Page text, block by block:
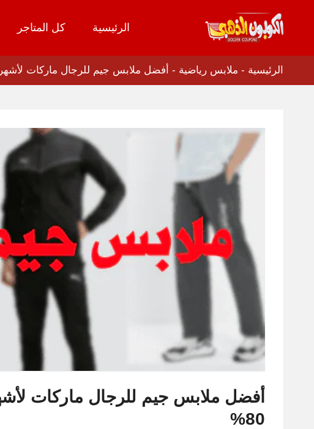
تخطي
المحتوى
الرئيسية كل المتاجر
الرئيسية - ملابس رياضية - أفضل ملابس جيم للرجال ماركات لأشهر 3 متاجر ووسائل لتخفيض 80%
80%